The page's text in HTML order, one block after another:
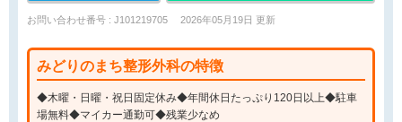
お問い合わせ番号 : J101219705 2026年05月19日 更新
みどりのまち整形外科の特徴
◆木曜・日曜・祝日固定休み◆年間休日たっぷり120日以上◆駐車
場無料◆マイカー通勤可◆残業少なめ